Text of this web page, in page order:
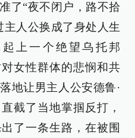
了“夜不闭户，路不拾
人公换成了身处人生
上一个绝望乌托邦
女性群体的悲悯和共
地让男主人公安德鲁·
截了当地掌掴反打，
了一条生路，在被围